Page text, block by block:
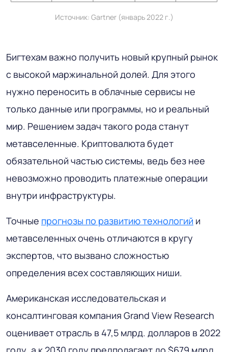
Источник: Gartner (январь 2022 г.)
Бигтехам важно получить новый крупный рынок
с высокой маржинальной долей. Для этого
нужно переносить в облачные сервисы не
только данные или программы, но и реальный
мир. Решением задач такого рода станут
метавселенные. Криптовалюта будет
обязательной частью системы, ведь без нее
невозможно проводить платежные операции
внутри инфраструктуры.
Точные прогнозы по развитию технологий и
метавселенных очень отличаются в кругу
экспертов, что вызвано сложностью
определения всех составляющих ниши.
Американская исследовательская и
консалтинговая компания Grand View Research
оценивает отрасль в 47,5 млрд. долларов в 2022